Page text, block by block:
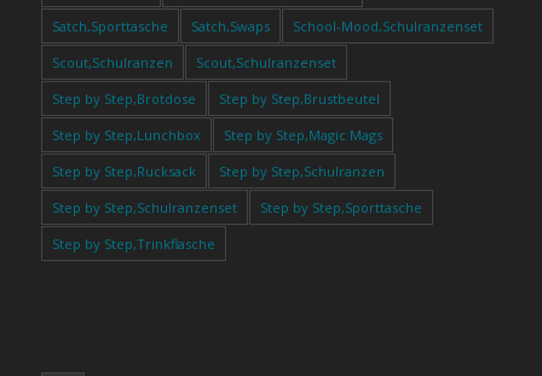
Satch,Sporttasche
Satch,Swaps
School-Mood,Schulranzenset
Scout,Schulranzen
Scout,Schulranzenset
Step by Step,Brotdose
Step by Step,Brustbeutel
Step by Step,Lunchbox
Step by Step,Magic Mags
Step by Step,Rucksack
Step by Step,Schulranzen
Step by Step,Schulranzenset
Step by Step,Sporttasche
Step by Step,Trinkflasche